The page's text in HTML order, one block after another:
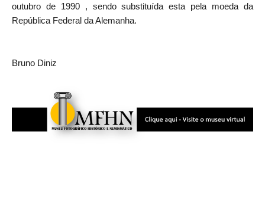
outubro de 1990 , sendo substituída esta pela moeda da
República Federal da Alemanha.
Bruno Diniz